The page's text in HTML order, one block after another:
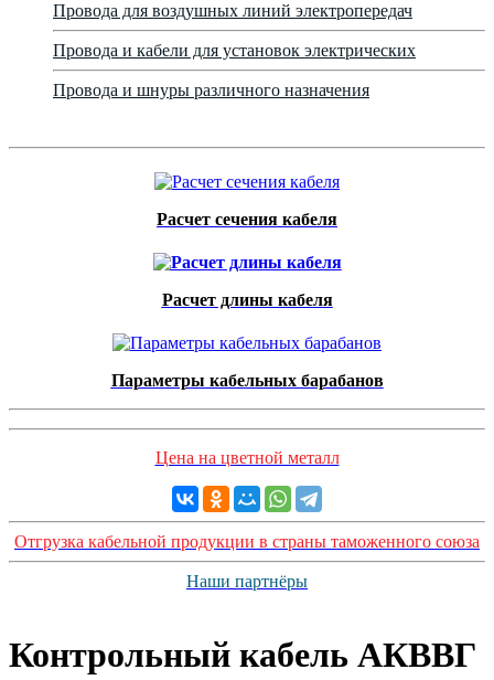
Провода для воздушных линий электропередач
Провода и кабели для установок электрических
Провода и шнуры различного назначения
Расчет сечения кабеля
Расчет длины кабеля
Параметры кабельных барабанов
Цена на цветной металл
Отгрузка кабельной продукции в страны таможенного союза
Наши партнёры
Контрольный кабель AКВВГ